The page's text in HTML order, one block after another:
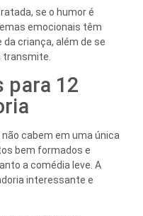
se o humor é
emocionais têm
criança, além de se
transmite.
para 12
não cabem em uma única
bem formados e
a comédia leve. A
interessante e